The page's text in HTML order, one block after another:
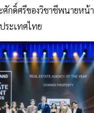
ศักดิ์ศรีของวิชาชีพนายหน้า
ระเทศไทย